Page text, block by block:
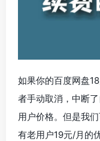
如果你的百度网盘
者手动取消，中断
用户价格。但是我
有老用户19元/月的